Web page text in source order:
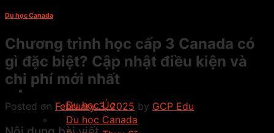
Giới thiệu
Du học
Du học Úc
Du học Canada
Du học Canada
Chương trình học cấp 3 Canada có
gì đặc biệt? Cập nhật điều kiện và
chi phí mới nhất
Posted on February 3, 2025 by GCP Edu